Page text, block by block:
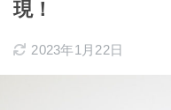
現！
2023年1月22日